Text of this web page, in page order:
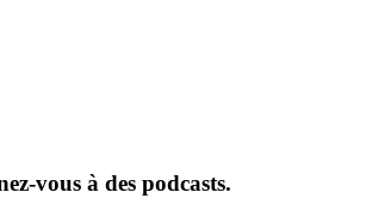
vous à des podcasts.